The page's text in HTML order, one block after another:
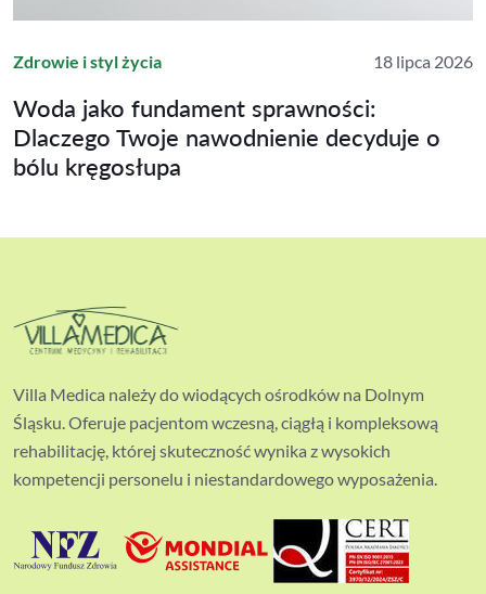
Zdrowie i styl życia 18 lipca 2026
Woda jako fundament sprawności:
Dlaczego Twoje nawodnienie decyduje o
bólu kręgosłupa
Villa Medica należy do wiodących ośrodków na Dolnym
Śląsku. Oferuje pacjentom wczesną, ciągłą i kompleksową
rehabilitację, której skuteczność wynika z wysokich
kompetencji personelu i niestandardowego wyposażenia.